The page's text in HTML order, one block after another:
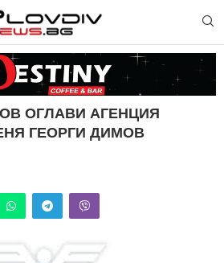
ОГЛАВИ АГЕНЦИЯ
ГЕОРГИ ДИМОВ